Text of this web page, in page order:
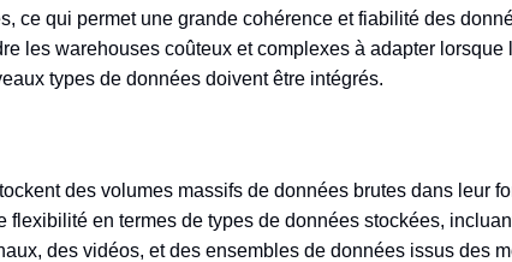
ce qui permet une grande cohérence et fiabilité des
les warehouses coûteux et complexes à adapter lorsque
types de données doivent être intégrés.
des volumes massifs de données brutes dans leur
flexibilité en termes de types de données stockées,
des vidéos, et des ensembles de données issus des